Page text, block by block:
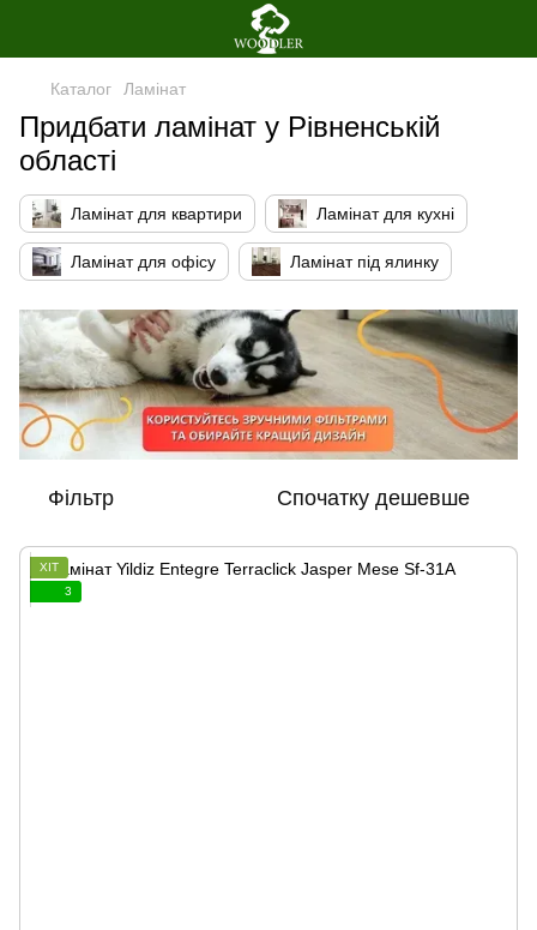
Каталог Ламінат
Придбати ламінат у Рівненській
області
Ламінат для квартири Ламінат для кухні
Ламінат для офісу Ламінат під ялинку
Фільтр Спочатку дешевше
ХІТ
3